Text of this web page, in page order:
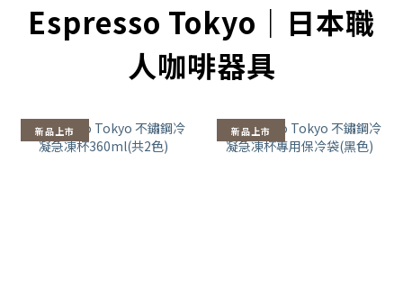
Espresso Tokyo｜日本職
人咖啡器具
新品上市 新品上市